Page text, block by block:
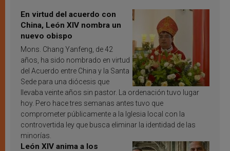
En virtud del acuerdo con
China, León XIV nombra un
nuevo obispo
Mons. Chang Yanfeng, de 42
años, ha sido nombrado en virtud
del Acuerdo entre China y la Santa
Sede para una diócesis que
llevaba veinte años sin pastor. La ordenación tuvo lugar
hoy. Pero hace tres semanas antes tuvo que
comprometer públicamente a la Iglesia local con la
controvertida ley que busca eliminar la identidad de las
minorías.
León XIV anima a los